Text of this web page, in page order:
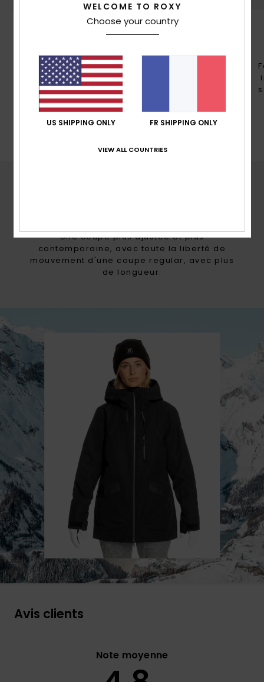
Une coupe plus ajustée et plus
contemporaine, avec toute la liberté de
mouvement d'une coupe regular, avec plus
de longueur.
DURABILITÉ
recyclées* *Le % correspond au poids du
contenu recyclé par rapport au poids total du
tissu du vêtement.
Avis clients
Note moyenne
WELCOME TO ROXY
Choose your country
US SHIPPING ONLY FR SHIPPING ONLY
VIEW ALL COUNTRIES